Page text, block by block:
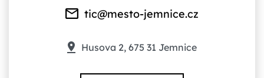
tic@mesto-jemnice.cz
Husova 2, 675 31 Jemnice